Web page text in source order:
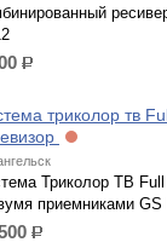
р.
триколор тв
Триколор ТВ Full
приемниками
р.